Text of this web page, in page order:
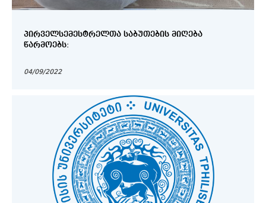
ᲞᲘᲠᲕᲔᲚᲡᲔᲛᲔᲡᲢᲠᲔᲚᲗᲐ ᲡᲐᲑᲣᲗᲔᲑᲘᲡ ᲛᲘᲦᲔᲑᲐ
ᲬᲐᲠᲛᲝᲔᲑᲡ:
04/09/2022